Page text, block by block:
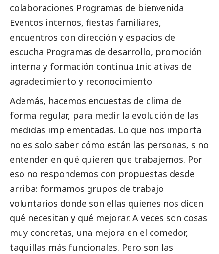
colaboraciones Programas de bienvenida
Eventos internos, fiestas familiares,
encuentros con dirección y espacios de
escucha Programas de desarrollo, promoción
interna y formación continua Iniciativas de
agradecimiento y reconocimiento
Además, hacemos encuestas de clima de
forma regular, para medir la evolución de las
medidas implementadas. Lo que nos importa
no es solo saber cómo están las personas, sino
entender en qué quieren que trabajemos. Por
eso no respondemos con propuestas desde
arriba: formamos grupos de trabajo
voluntarios donde son ellas quienes nos dicen
qué necesitan y qué mejorar. A veces son cosas
muy concretas, una mejora en el comedor,
taquillas más funcionales. Pero son las